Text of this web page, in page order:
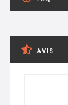
AVIS